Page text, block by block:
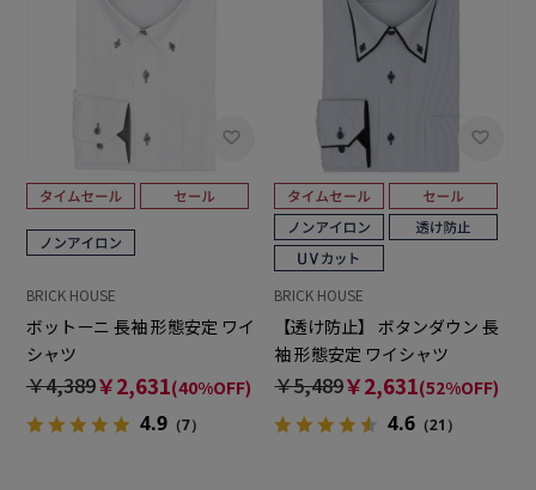
BRICK HOUSE
ボットーニ 長袖 形態安定 ワイ
シャツ
￥4,389￥2,631(40%OFF)
4.9（7）
BRICK HOUSE
【透け防止】 ボタンダウン 長
袖 形態安定 ワイシャツ
￥5,489￥2,631(52%OFF)
4.6 （21）